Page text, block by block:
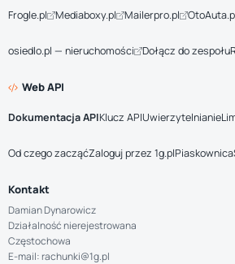
Frogle.pl Mediaboxy.pl Mailerpro.pl
osiedlo.pl — nieruchomości Dołącz do zespołu
Web API
Dokumentacja APIKlucz APIUwierzytelnianie
Od czego zacząćZaloguj przez 1g.plPiaskownica
Kontakt
Damian Dynarowicz
Działalność nierejestrowana
Częstochowa
E-mail: rachunki@1g.pl